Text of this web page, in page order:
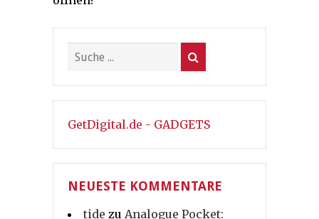
GetDigital.de - GADGETS
NEUESTE KOMMENTARE
tide zu Analogue Pocket: